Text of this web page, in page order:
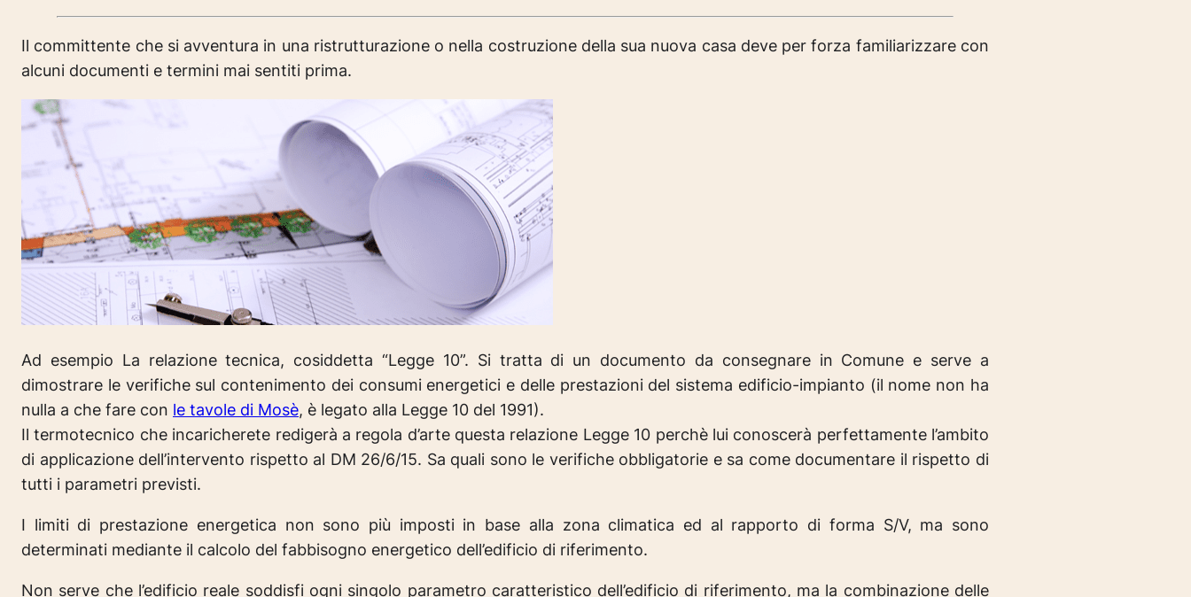
Il committente che si avventura in una ristrutturazione o nella costruzione della sua nuova casa deve per forza familiarizzare con
alcuni documenti e termini mai sentiti prima.
Ad esempio La relazione tecnica, cosiddetta “Legge 10”. Si tratta di un documento da consegnare in Comune e serve a
dimostrare le verifiche sul contenimento dei consumi energetici e delle prestazioni del sistema edificio-impianto (il nome non ha
nulla a che fare con le tavole di Mosè, è legato alla Legge 10 del 1991).
Il termotecnico che incaricherete redigerà a regola d’arte questa relazione Legge 10 perchè lui conoscerà perfettamente l’ambito
di applicazione dell’intervento rispetto al DM 26/6/15. Sa quali sono le verifiche obbligatorie e sa come documentare il rispetto di
tutti i parametri previsti.
I limiti di prestazione energetica non sono più imposti in base alla zona climatica ed al rapporto di forma S/V, ma sono
determinati mediante il calcolo del fabbisogno energetico dell’edificio di riferimento.
Non serve che l’edificio reale soddisfi ogni singolo parametro caratteristico dell’edificio di riferimento, ma la combinazione delle